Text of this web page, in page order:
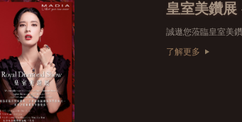
皇室美鑽
了解更多